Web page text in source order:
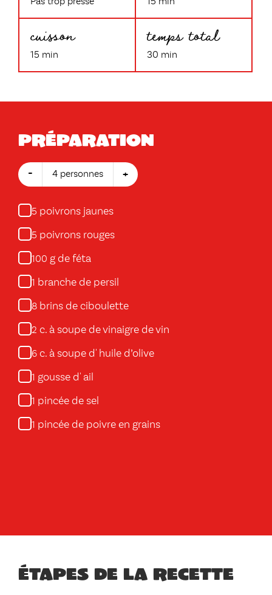
cuisson
15 min
temps total
30 min
Préparation
- 4 personnes +
5 poivrons jaunes
5 poivrons rouges
100 g de féta
1 branche de persil
8 brins de ciboulette
2 c. à soupe de vinaigre de vin
6 c. à soupe d' huile d’olive
1 gousse d' ail
1 pincée de sel
1 pincée de poivre en grains
Étapes de la recette